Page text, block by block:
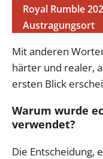
Royal Rumble
Austragungsort
Mit anderen
härter und realer,
ersten Blick
Warum wurde
verwendet?
Die Entscheidung,